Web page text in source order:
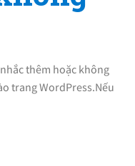
thêm hoặc không
trang WordPress.Nếu